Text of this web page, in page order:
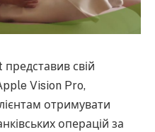
свій
Vision Pro,
отримувати
операцій за